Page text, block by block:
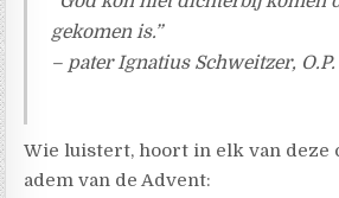
gekomen is.”
– pater Ignatius Schweitzer, O.P.
Wie luistert, hoort in elk van deze
adem van de Advent: